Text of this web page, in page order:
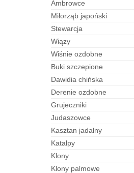
ambrowce
miłorząb japoński
stewarcja
wiązy
wiśnie ozdobne
buki szczepione
dawidia chińska
derenie ozdobne
grujeczniki
judaszowce
kasztan jadalny
katalpy
klony
klony palmowe